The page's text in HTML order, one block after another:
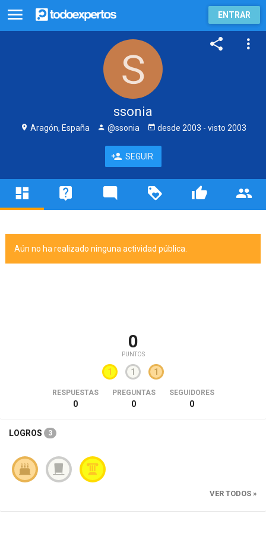
ENTRAR
ssonia
Aragón, España @ssonia desde 2003 - visto 2003
SEGUIR
Aún no ha realizado ninguna actividad pública.
0
PUNTOS
1 1 1
RESPUESTAS
0
PREGUNTAS
0
SEGUIDORES
0
LOGROS 3
VER TODOS »